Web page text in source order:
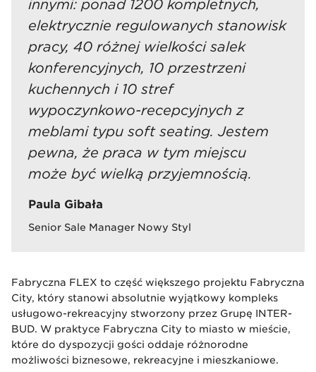
innymi: ponad 1200 kompletnych,
elektrycznie regulowanych stanowisk
pracy, 40 różnej wielkości salek
konferencyjnych, 10 przestrzeni
kuchennych i 10 stref
wypoczynkowo-recepcyjnych z
meblami typu soft seating. Jestem
pewna, że praca w tym miejscu
może być wielką przyjemnością.
Paula Gibała
Senior Sale Manager Nowy Styl
Fabryczna FLEX to część większego projektu Fabryczna
City, który stanowi absolutnie wyjątkowy kompleks
usługowo-rekreacyjny stworzony przez Grupę INTER-
BUD. W praktyce Fabryczna City to miasto w mieście,
które do dyspozycji gości oddaje różnorodne
możliwości biznesowe, rekreacyjne i mieszkaniowe.